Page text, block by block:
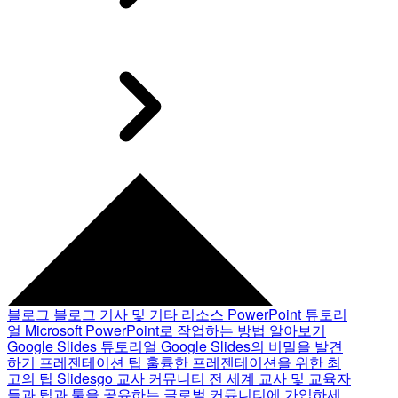
블로그 블로그 기사 및 기타 리소스 PowerPoint 튜토리
얼 Microsoft PowerPoint로 작업하는 방법 알아보기
Google Slides 튜토리얼 Google Slides의 비밀을 발견
하기 프레젠테이션 팁 훌륭한 프레젠테이션을 위한 최
고의 팁 Slidesgo 교사 커뮤니티 전 세계 교사 및 교육자